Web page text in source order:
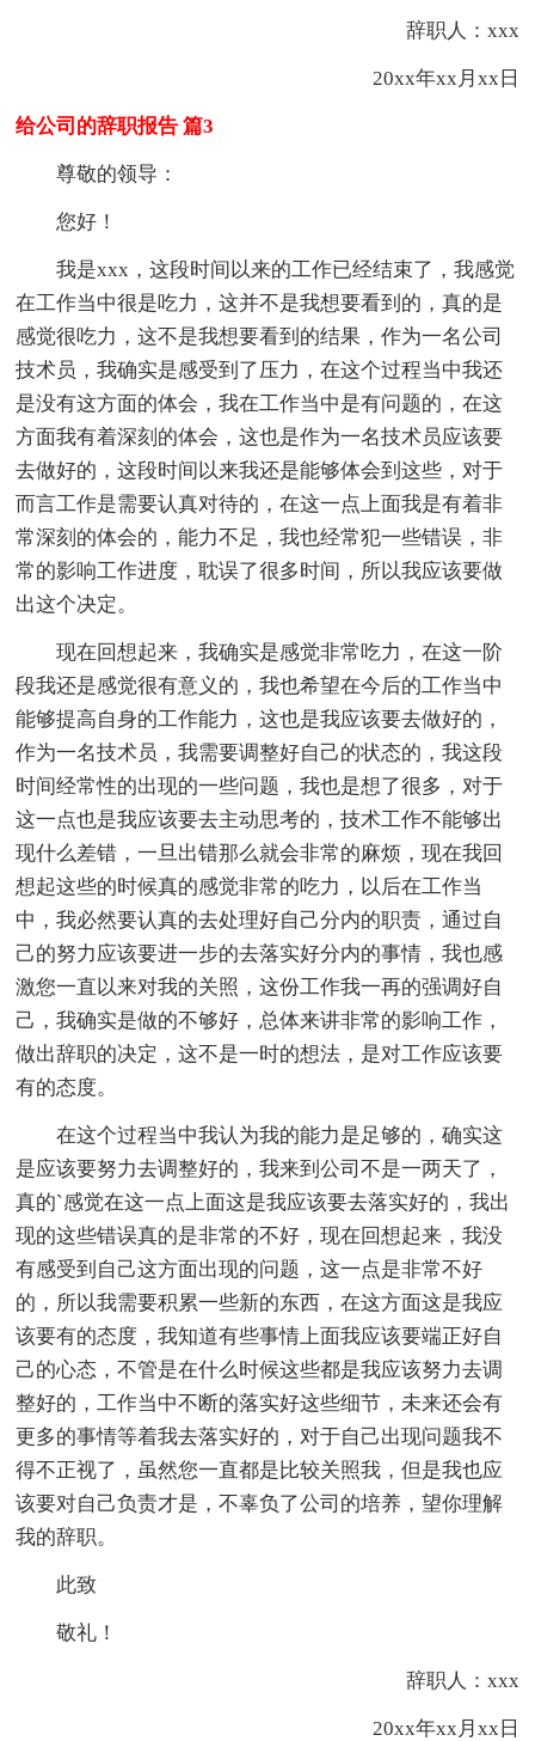
辞职人：xxx
20xx年xx月xx日
给公司的辞职报告 篇3
尊敬的领导：
您好！
我是xxx，这段时间以来的工作已经结束了，我感觉
在工作当中很是吃力，这并不是我想要看到的，真的是
感觉很吃力，这不是我想要看到的结果，作为一名公司
技术员，我确实是感受到了压力，在这个过程当中我还
是没有这方面的体会，我在工作当中是有问题的，在这
方面我有着深刻的体会，这也是作为一名技术员应该要
去做好的，这段时间以来我还是能够体会到这些，对于
而言工作是需要认真对待的，在这一点上面我是有着非
常深刻的体会的，能力不足，我也经常犯一些错误，非
常的影响工作进度，耽误了很多时间，所以我应该要做
出这个决定。
现在回想起来，我确实是感觉非常吃力，在这一阶
段我还是感觉很有意义的，我也希望在今后的工作当中
能够提高自身的工作能力，这也是我应该要去做好的，
作为一名技术员，我需要调整好自己的状态的，我这段
时间经常性的出现的一些问题，我也是想了很多，对于
这一点也是我应该要去主动思考的，技术工作不能够出
现什么差错，一旦出错那么就会非常的麻烦，现在我回
想起这些的时候真的感觉非常的吃力，以后在工作当
中，我必然要认真的去处理好自己分内的职责，通过自
己的努力应该要进一步的去落实好分内的事情，我也感
激您一直以来对我的关照，这份工作我一再的强调好自
己，我确实是做的不够好，总体来讲非常的影响工作，
做出辞职的决定，这不是一时的想法，是对工作应该要
有的态度。
在这个过程当中我认为我的能力是足够的，确实这
是应该要努力去调整好的，我来到公司不是一两天了，
真的`感觉在这一点上面这是我应该要去落实好的，我出
现的这些错误真的是非常的不好，现在回想起来，我没
有感受到自己这方面出现的问题，这一点是非常不好
的，所以我需要积累一些新的东西，在这方面这是我应
该要有的态度，我知道有些事情上面我应该要端正好自
己的心态，不管是在什么时候这些都是我应该努力去调
整好的，工作当中不断的落实好这些细节，未来还会有
更多的事情等着我去落实好的，对于自己出现问题我不
得不正视了，虽然您一直都是比较关照我，但是我也应
该要对自己负责才是，不辜负了公司的培养，望你理解
我的辞职。
此致
敬礼！
辞职人：xxx
20xx年xx月xx日